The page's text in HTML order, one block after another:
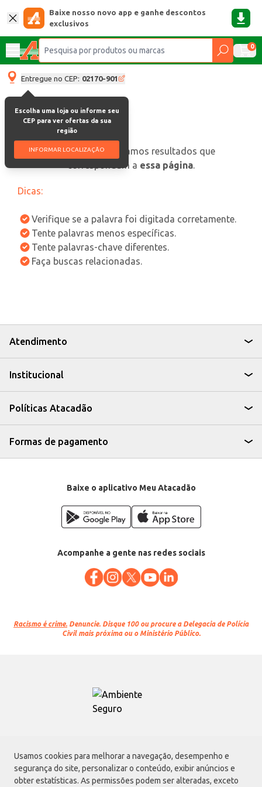
Usamos cookies para melhorar a navegação, desempenho e
segurança do site, personalizar o conteúdo, exibir anúncios e
obter estatísticas. As permissões podem ser alteradas, exceto
Baixe nosso novo app e ganhe descontos
exclusivos
0
Entregue no CEP: 02170-901
Escolha uma loja ou informe seu
CEP para ver ofertas da sua
região
INFORMAR LOCALIZAÇÃO
oops, não encontramos resultados que
correspondam a essa página.
Dicas:
Verifique se a palavra foi digitada corretamente.
Tente palavras menos específicas.
Tente palavras-chave diferentes.
Faça buscas relacionadas.
Atendimento
Institucional
Políticas Atacadão
Formas de pagamento
Baixe o aplicativo Meu Atacadão
Acompanhe a gente nas redes sociais
Racismo é crime. Denuncie. Disque 100 ou procure a Delegacia de Polícia
Civil mais próxima ou o Ministério Público.
Atacadão S.A.
Avenida Morvan Dias de Figueiredo, 6169, Vila Maria, São Paulo - SP | CEP
02170-901 | CNPJ: 75.315.333/0001-09